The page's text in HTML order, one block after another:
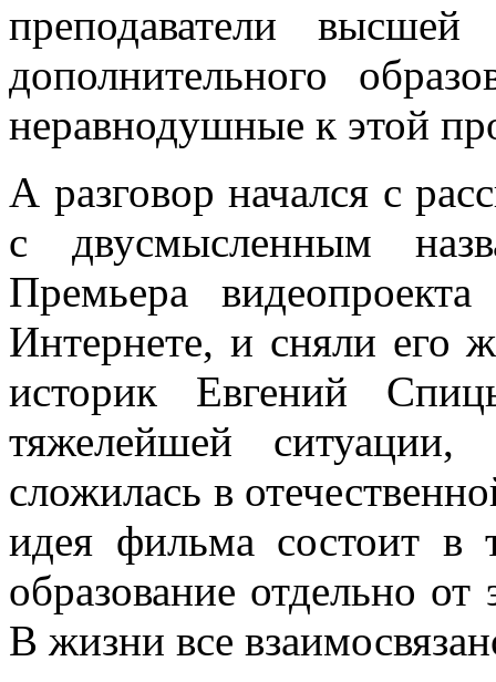
преподаватели
дополнительного
неравнодушные к этой
А разговор начался с
с двусмысленным
Премьера
Интернете, и сняли его
историк Евгений
тяжелейшей
сложилась в
идея фильма состоит в
образование отдельно
В жизни все